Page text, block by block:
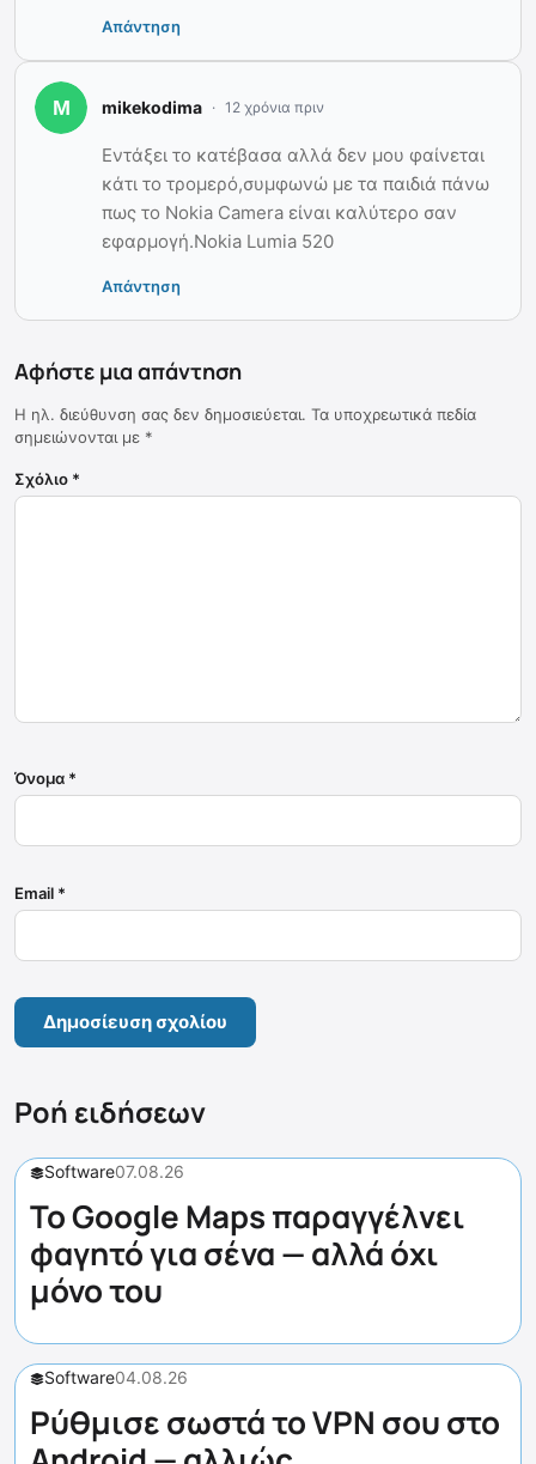
Απάντηση
mikekodima 12 χρόνια πριν
Εντάξει το κατέβασα αλλά δεν μου φαίνεται
κάτι το τρομερό,συμφωνώ με τα παιδιά πάνω
πως το Nokia Camera είναι καλύτερο σαν
εφαρμογή.Nokia Lumia 520
Απάντηση
Αφήστε μια απάντηση
Η ηλ. διεύθυνση σας δεν δημοσιεύεται. Τα υποχρεωτικά πεδία
σημειώνονται με *
Σχόλιο *
Όνομα *
Email *
Ροή ειδήσεων
Software07.08.26
Το Google Maps παραγγέλνει
φαγητό για σένα — αλλά όχι
μόνο του
Software04.08.26
Ρύθμισε σωστά το VPN σου στο